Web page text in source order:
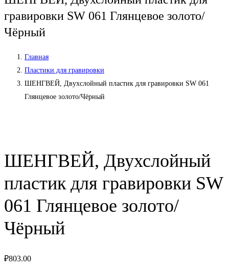
гравировки SW 061 Глянцевое золото/
Чёрный
Главная
Пластики для гравировки
ШЕНГВЕЙ, Двухслойный пластик для гравировки SW 061
Глянцевое золото/Чёрный
ШЕНГВЕЙ, Двухслойный
пластик для гравировки SW
061 Глянцевое золото/
Чёрный
₽803.00